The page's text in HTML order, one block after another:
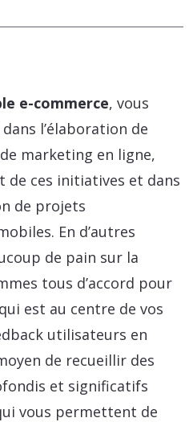
e-commerce, vous
l’élaboration de
marketing en ligne,
de ces initiatives et dans
de projets
En d’autres
de pain sur la
tous d’accord pour
est au centre de vos
utilisateurs en
de recueillir des
et significatifs
vous permettent de